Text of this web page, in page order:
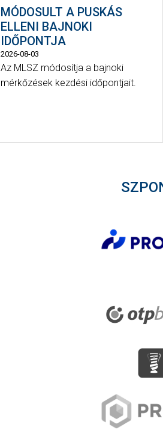
MÓDOSULT A PUSKÁS
ELLENI BAJNOKI
IDŐPONTJA
2026-08-03
Az MLSZ módosítja a bajnoki
mérkőzések kezdési időpontjait.